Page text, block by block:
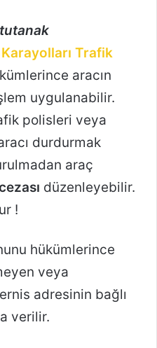
Karayolları Trafik
aracın
uygulanabilir.
polisleri veya
durdurmak
araç
düzenleyebilir.
!
hükümlerince
veya
adresinin bağlı
verilir.